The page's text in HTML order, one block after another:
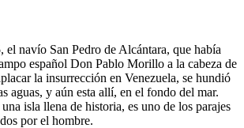
el navío San Pedro de Alcántara, que había
español Don Pablo Morillo a la cabeza de
la insurrección en Venezuela, se hundió
aguas, y aún esta allí, en el fondo del mar.
isla llena de historia, es uno de los parajes
por el hombre.